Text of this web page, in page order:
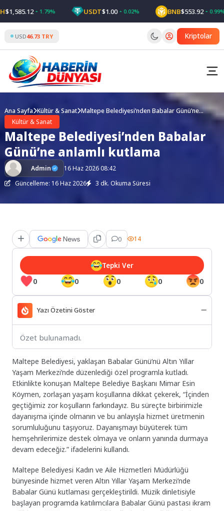
to
content
1.79% USDT$1.00 0.02% BNB$553.92 0.99%
USD46.73 TRY Kriptolar
Ana Sayfa Kültür & Sanat Maltepe Belediyesi’nden Babalar Günü’ne
Kültür & Sanat
Maltepe Belediyesi’nden Babalar
Günü’ne anlamlı kutlama
Admin
16 Haz 2026 08:42
Güncelleme: 16 Haz 2026
3 dk. Okuma Süresi
0 14
0 0 0 0 0
Tepki Ver
Yazı Özetini Göster
Özet bulunamadı.
Maltepe Belediyesi, yaklaşan Babalar Günü’nü Altın Yıllar
Yaşam Merkezi’nde düzenlediği özel programla kutladı.
Etkinlikte konuşan Maltepe Belediye Başkanı Mimar Esin
Köymen, zorlaşan yaşam koşullarına dikkat çekerek, “İçinden
geçtiğimiz zor koşulların farkındayız. Bu süreçte birbirimizle
dayanışma içinde olmanın ve bu anlayışla hizmet üretmenin
sorumluluğunu taşıyoruz. Dayanışmayı büyüterek tüm
hemşehrilerimize destek olmaya ve onların yanında durmaya
devam edeceğiz.” ifadelerini kullandı.
Maltepe Belediyesi Kadın ve Aile Hizmetleri Müdürlüğü
bünyesinde hizmet veren Altın Yıllar Yaşam Merkezi’nde
Babalar Günü kutlaması gerçekleştirildi. Müzik dinletisiyle
başlayan programda katılımcılara Babalar Günü pastası ikram